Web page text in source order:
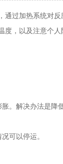
过加热系统对
，以及注意个人
。解决办法是降
可以停运。